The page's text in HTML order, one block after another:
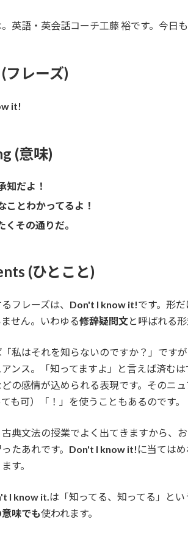
英語・英会話コーチ工藤 裕です。今日
フレーズ)
it!
(意味)
知だよ！
ことわかってるよ！
くその通りだ。
(ひとこと)
フレーズは、 Don't I know it!です。形
せん。いわゆる修辞疑問文と呼ばれる形
私はそれを知らないのですか？」です
アンス。「知ってますよ」と言えば済む
どの感情が込められる表現です。そのニ
も可）「！」を使うこともあるのです。
古典文法の授業でよく出てきますから、
たあれです。 Don't I know it! に当ては
す。
I know it. は「知ってる、知ってる」とい
味でも使われます。